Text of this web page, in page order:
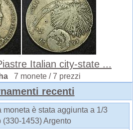
Italian city-state ...
7 monete / 7 prezzi
recenti
moneta è stata aggiunta a 1/3
1453) Argento